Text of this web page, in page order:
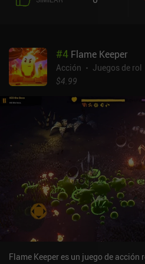
a intensas batallas contra jefes. Cada nivel suele durar menos de
victoria depende principalmente de
equipo, no de nuestra habilidad. Por desgracia, gastamos puntos
de acción para pasar de nivel, pero
recompensas. Fuera del combate, mejoramos nuestras armas,
héroes y equipo. Todos los
desbloquear con el oro que
cambiar de uno a otro lleva un poco
variaciones de las clases de
recompensas de las suscripciones. Pero el verdadero problema es
la monetización. Hay montones de
temporada e incentivos para ver
estrictamente necesarias para
especialmente frustrante que la
bloqueada tras una suscripción de 9,99 $. VALHALLA
monetiza a través de montones de
posible ignorar todo eso, y si lo
#4 Flame Keeper
Acción
Juegos de rol
$4.99
Flame Keeper es un juego de acción